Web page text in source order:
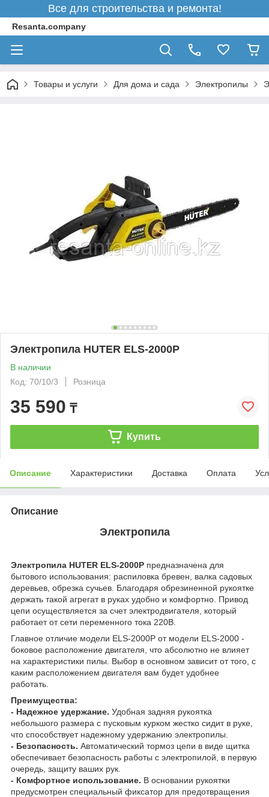
Все для строительства и ремонта!
Resanta.company
Товары и услуги Для дома и сада Электропилы
Электропила HUTER ELS-2000P
В наличии
Код: 70/10/3
Розница
35 590 ₸
Купить
Описание Характеристики Доставка Оплата
Описание
Электропила
Электропила HUTER ELS-2000P предназначена для
бытового использования: распиловка бревен, валка садовых
деревьев, обрезка сучьев. Благодаря обрезиненной рукоятке
держать такой агрегат в руках удобно и комфортно. Привод
цепи осуществляется за счет электродвигателя, который
работает от сети переменного тока 220В.
Главное отличие модели ELS-2000P от модели ELS-2000 -
боковое расположение двигателя, что абсолютно не влияет
на характеристики пилы. Выбор в основном зависит от того, с
каким расположением двигателя вам будет удобнее
работать.
Преимущества:
- Надежное удержание. Удобная задняя рукоятка
небольшого размера с пусковым курком жестко сидит в руке,
что способствует надежному удержанию электропилы.
- Безопасность. Автоматический тормоз цепи в виде щитка
обеспечивает безопасность работы с электропилой, в первую
очередь, защиту ваших рук.
- Комфортное использование. В основании рукоятки
предусмотрен специальный фиксатор для предотвращения